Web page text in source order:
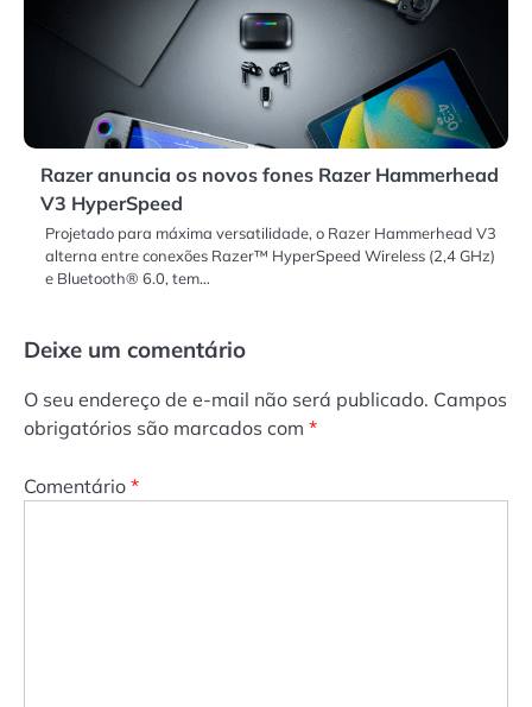
Razer anuncia os novos fones Razer Hammerhead
V3 HyperSpeed
Projetado para máxima versatilidade, o Razer Hammerhead V3
alterna entre conexões Razer™ HyperSpeed Wireless (2,4 GHz)
e Bluetooth® 6.0, tem…
Deixe um comentário
O seu endereço de e-mail não será publicado. Campos
obrigatórios são marcados com *
Comentário *